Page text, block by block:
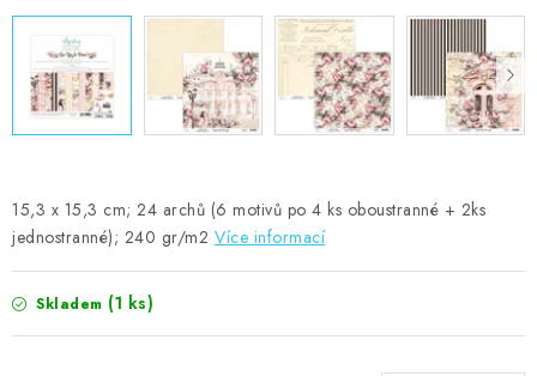
15,3 x 15,3 cm; 24 archů (6 motivů po 4 ks oboustranné + 2ks
jednostranné); 240 gr/m2 Více informací
Skladem (1 ks)